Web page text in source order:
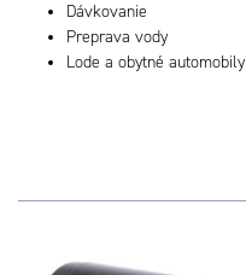
Dávkovanie
Preprava vody
Lode a obytné automobily